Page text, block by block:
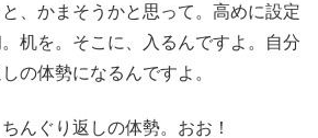
と、かまそうかと思って。高めに設定
机を。そこに、入るんですよ。自分
の体勢になるんですよ。
んぐり返しの体勢。おお！